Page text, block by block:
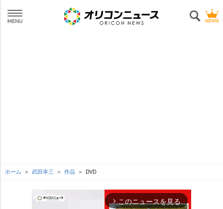
ホーム 武田幸三 作品 DVD
arrow_forward_ios このニュースを見る